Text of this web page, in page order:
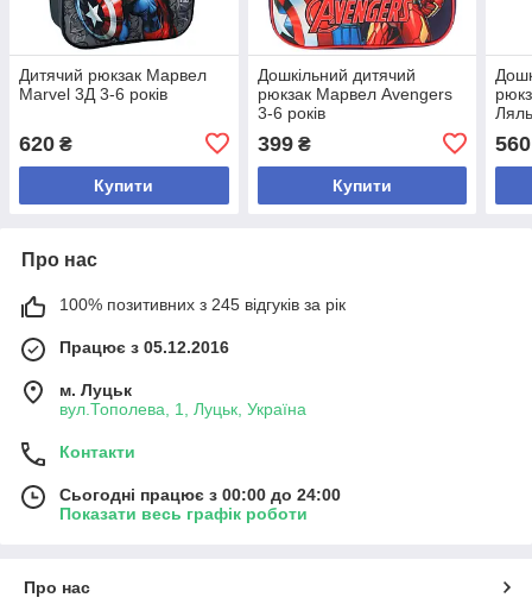
Дитячий рюкзак Марвел
Marvel 3Д 3-6 років
620 ₴
Купити
Дошкільний дитячий
рюкзак Марвел Avengers
3-6 років
399₴
Купити
560
Про нас
100% позитивних з 245 відгуків за рік
Працює з 05.12.2016
м. Луцьк
вул.Тополева, 1, Луцьк, Україна
Контакти
Сьогодні працює з 00:00 до 24:00
Показати весь графік роботи
Про нас